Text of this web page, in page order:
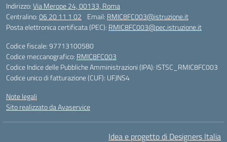
Indirizzo:Via Merope 24, 00133, Roma
Centralino:06 20 11 1 02 Email: RMIC8FC003@istruzione.it
Posta elettronica certificata (PEC): RMIC8FC003@pec.istruzione.it
Codice fiscale: 97713100580
Codice meccanografico: RMIC8FC003
Codice Indice delle Pubbliche Amministrazioni (IPA): ISTSC_RMIC8FC003
Codice unico di fatturazione (CUF): UFJNS4
Note legali
Sito realizzato da Avaservice
Idea e progetto di Designers Italia